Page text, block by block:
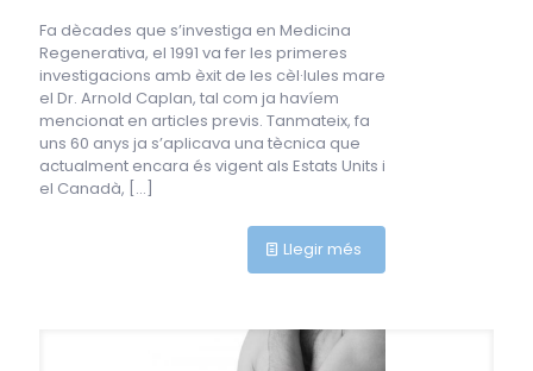
Fa dècades que s’investiga en Medicina
Regenerativa, el 1991 va fer les primeres
investigacions amb èxit de les cèl·lules mare
el Dr. Arnold Caplan, tal com ja havíem
mencionat en articles previs. Tanmateix, fa
uns 60 anys ja s’aplicava una tècnica que
actualment encara és vigent als Estats Units i
el Canadà, […]
Llegir més